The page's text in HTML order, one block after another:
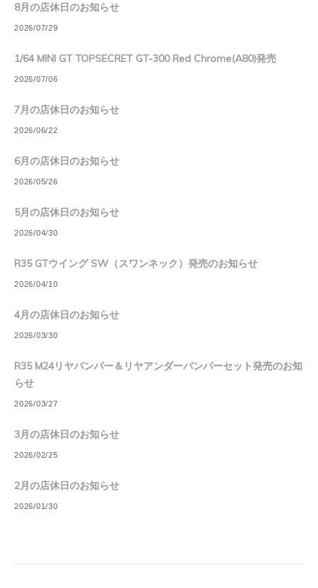
8月の店休日のお知らせ
2026/07/29
1/64 MINI GT TOPSECRET GT-300 Red Chrome(A80)発売
2026/07/06
7月の店休日のお知らせ
2026/06/22
6月の店休日のお知らせ
2026/05/26
5月の店休日のお知らせ
2026/04/30
R35 GTウイング SW（スワンネック）発売のお知らせ
2026/04/10
4月の店休日のお知らせ
2026/03/30
R35 M24リヤバンパー＆リヤアンダーバンパーセット発売のお知
らせ
2026/03/27
3月の店休日のお知らせ
2026/02/25
2月の店休日のお知らせ
2026/01/30